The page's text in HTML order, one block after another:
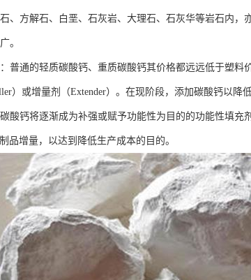
、方解石、白垩、石灰岩、大理石、石灰华等岩石内，
。
普通的轻质碳酸钙、重质碳酸钙其价格都远远低于塑料
）或增量剂（Extender）。在现阶段，添加碳酸钙以降
酸钙将逐渐成为补强或赋予功能性为目的的功能性填充
品增量，以达到降低生产成本的目的。